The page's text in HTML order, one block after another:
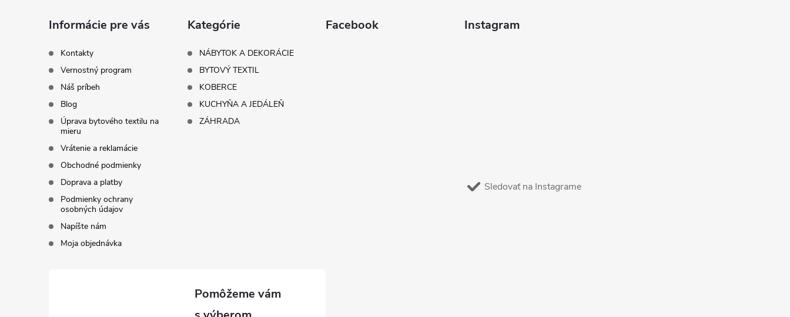
Informácie pre vás
Kontakty
Vernostný program
Náš príbeh
Blog
Úprava bytového textilu na
mieru
Vrátenie a reklamácie
Obchodné podmienky
Doprava a platby
Podmienky ochrany
osobných údajov
Napíšte nám
Moja objednávka
Kategórie
NÁBYTOK A DEKORÁCIE
BYTOVÝ TEXTIL
KOBERCE
KUCHYŇA A JEDÁLEŇ
ZÁHRADA
Facebook Instagram
Sledovať na Instagrame